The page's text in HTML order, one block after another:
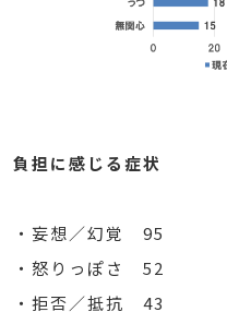
負担に感じる症状
・妄想／幻覚 95
・怒りっぽさ 52
・拒否／抵抗 43